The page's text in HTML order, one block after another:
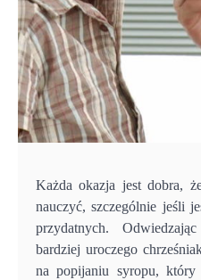
Każda okazja jest dobra,
nauczyć, szczególnie jeśli
przydatnych.
bardziej uroczego
na popijaniu syropu,